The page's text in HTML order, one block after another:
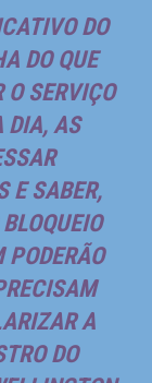
DO
DO QUE
O SERVIÇO
DIA, AS
E SABER,
PODERÃO
A
DO